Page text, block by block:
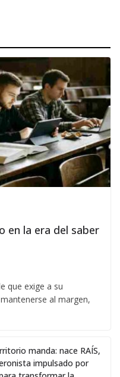
en la era del saber
que exige a su
al margen,
manda: nace RAÍS,
impulsado por